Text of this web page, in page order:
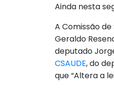
Ainda nesta
A Comissão
Geraldo
deputado
CSAUDE, do
que “Altera a